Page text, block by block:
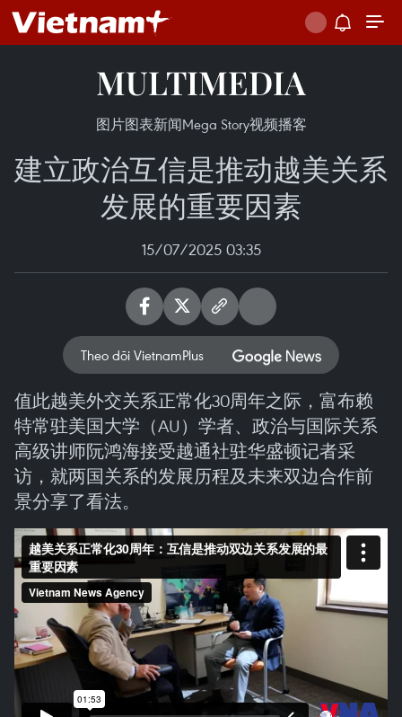
MULTIMEDIA
图片图表新闻Mega Story视频播客
建立政治互信是推动越美关系
发展的重要因素
15/07/2025 03:35
Theo dõi VietnamPlus
值此越美外交关系正常化30周年之际，富布赖
特常驻美国大学（AU）学者、政治与国际关系
高级讲师阮鸿海接受越通社驻华盛顿记者采
访，就两国关系的发展历程及未来双边合作前
景分享了看法。